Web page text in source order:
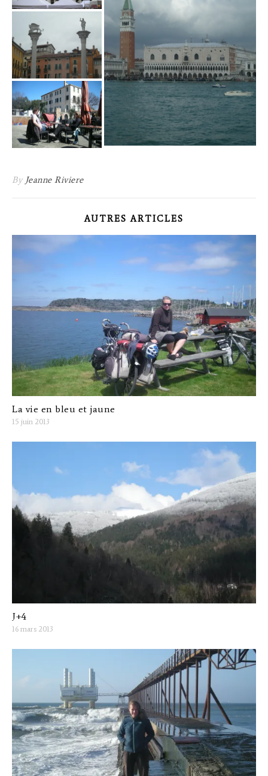
By Jeanne Riviere
AUTRES ARTICLES
La vie en bleu et jaune
15 juin 2013
J+4
16 mars 2013